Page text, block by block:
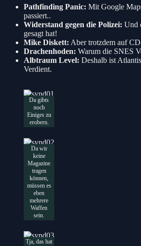
Pathfinding Panic: Mit Google
passiert..
Widerstand gegen die Polizei: Und
gesagt hat!
Mike Diskett: Aber trotzdem auf
Drachenhoden: Warum die SNES
Albtraum Level: Deshalb ist
Verdient.
Da gibts
noch
Einiges zu
erobern.
Da wir
keine
Magazine
tragen
können,
müssen es
eben
mehrere
Waffen
sein.
Tja, das hat